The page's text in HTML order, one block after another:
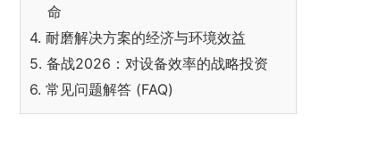
命
4. 耐磨解决方案的经济与环境效益
5. 备战2026：对设备效率的战略投资
6. 常见问题解答 (FAQ)